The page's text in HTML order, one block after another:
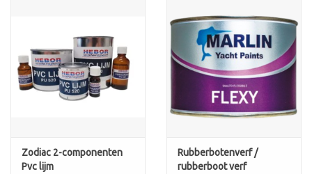
Zodiac 2-componenten
Pvc lijm
Rubberbotenverf /
rubberboot verf